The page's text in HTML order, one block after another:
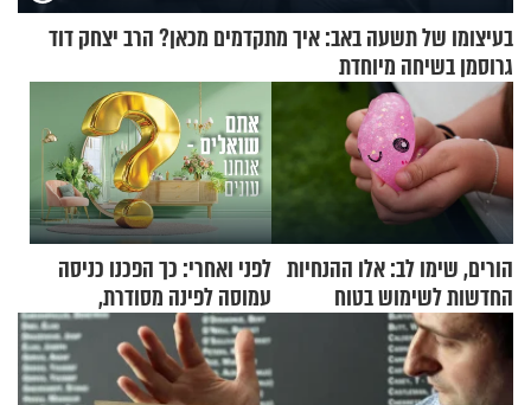
בעיצומו של תשעה באב: איך מתקדמים מכאן? הרב יצחק דוד
גרוסמן בשיחה מיוחדת
הורים, שימו לב: אלו ההנחיות
החדשות לשימוש בטוח
בסקווישי לאחר מקרי אשפוז
לפני ואחרי: כך הפכנו כניסה
עמוסה לפינה מסודרת,
שימושית ומזמינה